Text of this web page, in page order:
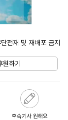
전재 및 재배포 금지
원하기
후속기사 원해요